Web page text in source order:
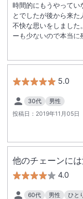
時間的にもうやってい
とでしたが後から来
不快な思いをしました
ーも少ないので本当に
ていただき、その点は
5.0
30代
男性
投稿日： 2019年11月05日
他のチェーンに
4.0
60代 男性
ひと